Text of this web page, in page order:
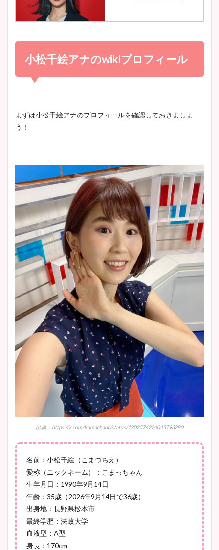
とめ！美脚や水着姿に年齢も
宇賀神メグアナのニット画像
小室瑛莉子のカップ画像まと
め！足が美脚でニット衣装も
かわいい！
清水麻椰アナのかわいい画
大家彩香アナのかわいいカッ
プ画像まとめ！同期や実家に
wikiプロフも！
安藤萌々アナのカップ画像や
ニット衣装まとめ！美足の筋
肉も凄い！
鈴木唯の太ってた時の体重が
ヤバすぎww原因や痩せたダ
イエット方は？昔と現在を画
像比較！
豊島実季アナのカップ画像ま
とめ！美脚や水着姿に年齢も
調査！
宇賀神メグアナのニット画像
まとめ！足も美脚でカップも
池谷実悠アナのメガネ画像が
かわいい！カップや水着姿も
小松千絵アナのwikiプロフィール
まずは小松千絵アナのプロフィールを確認しておきましょ
う！
出典：https://x.com/komachanc/status/1302574224045793280
名前：小松千絵（こまつちえ）
愛称（ニックネーム）：こまっちゃん
生年月日：1990年9月14日
年齢：35歳（2026年9月14日で36歳）
出身地：長野県松本市
最終学歴：法政大学
血液型：A型
身長：170cm